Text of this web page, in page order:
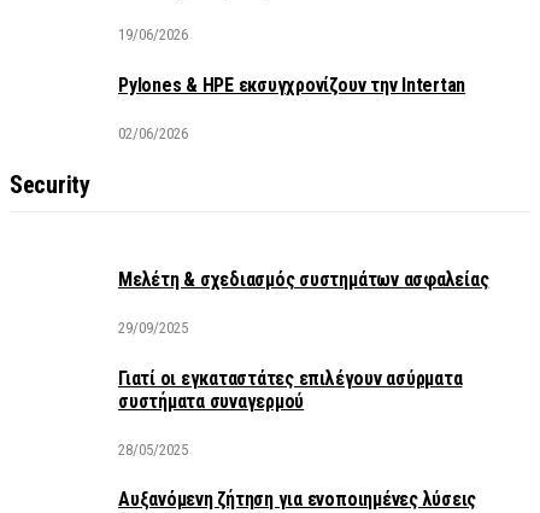
19/06/2026
Pylones & HPE εκσυγχρονίζουν την Intertan
02/06/2026
Security
Μελέτη & σχεδιασμός συστημάτων ασφαλείας
29/09/2025
Γιατί οι εγκαταστάτες επιλέγουν ασύρματα
συστήματα συναγερμού
28/05/2025
Αυξανόμενη ζήτηση για ενοποιημένες λύσεις